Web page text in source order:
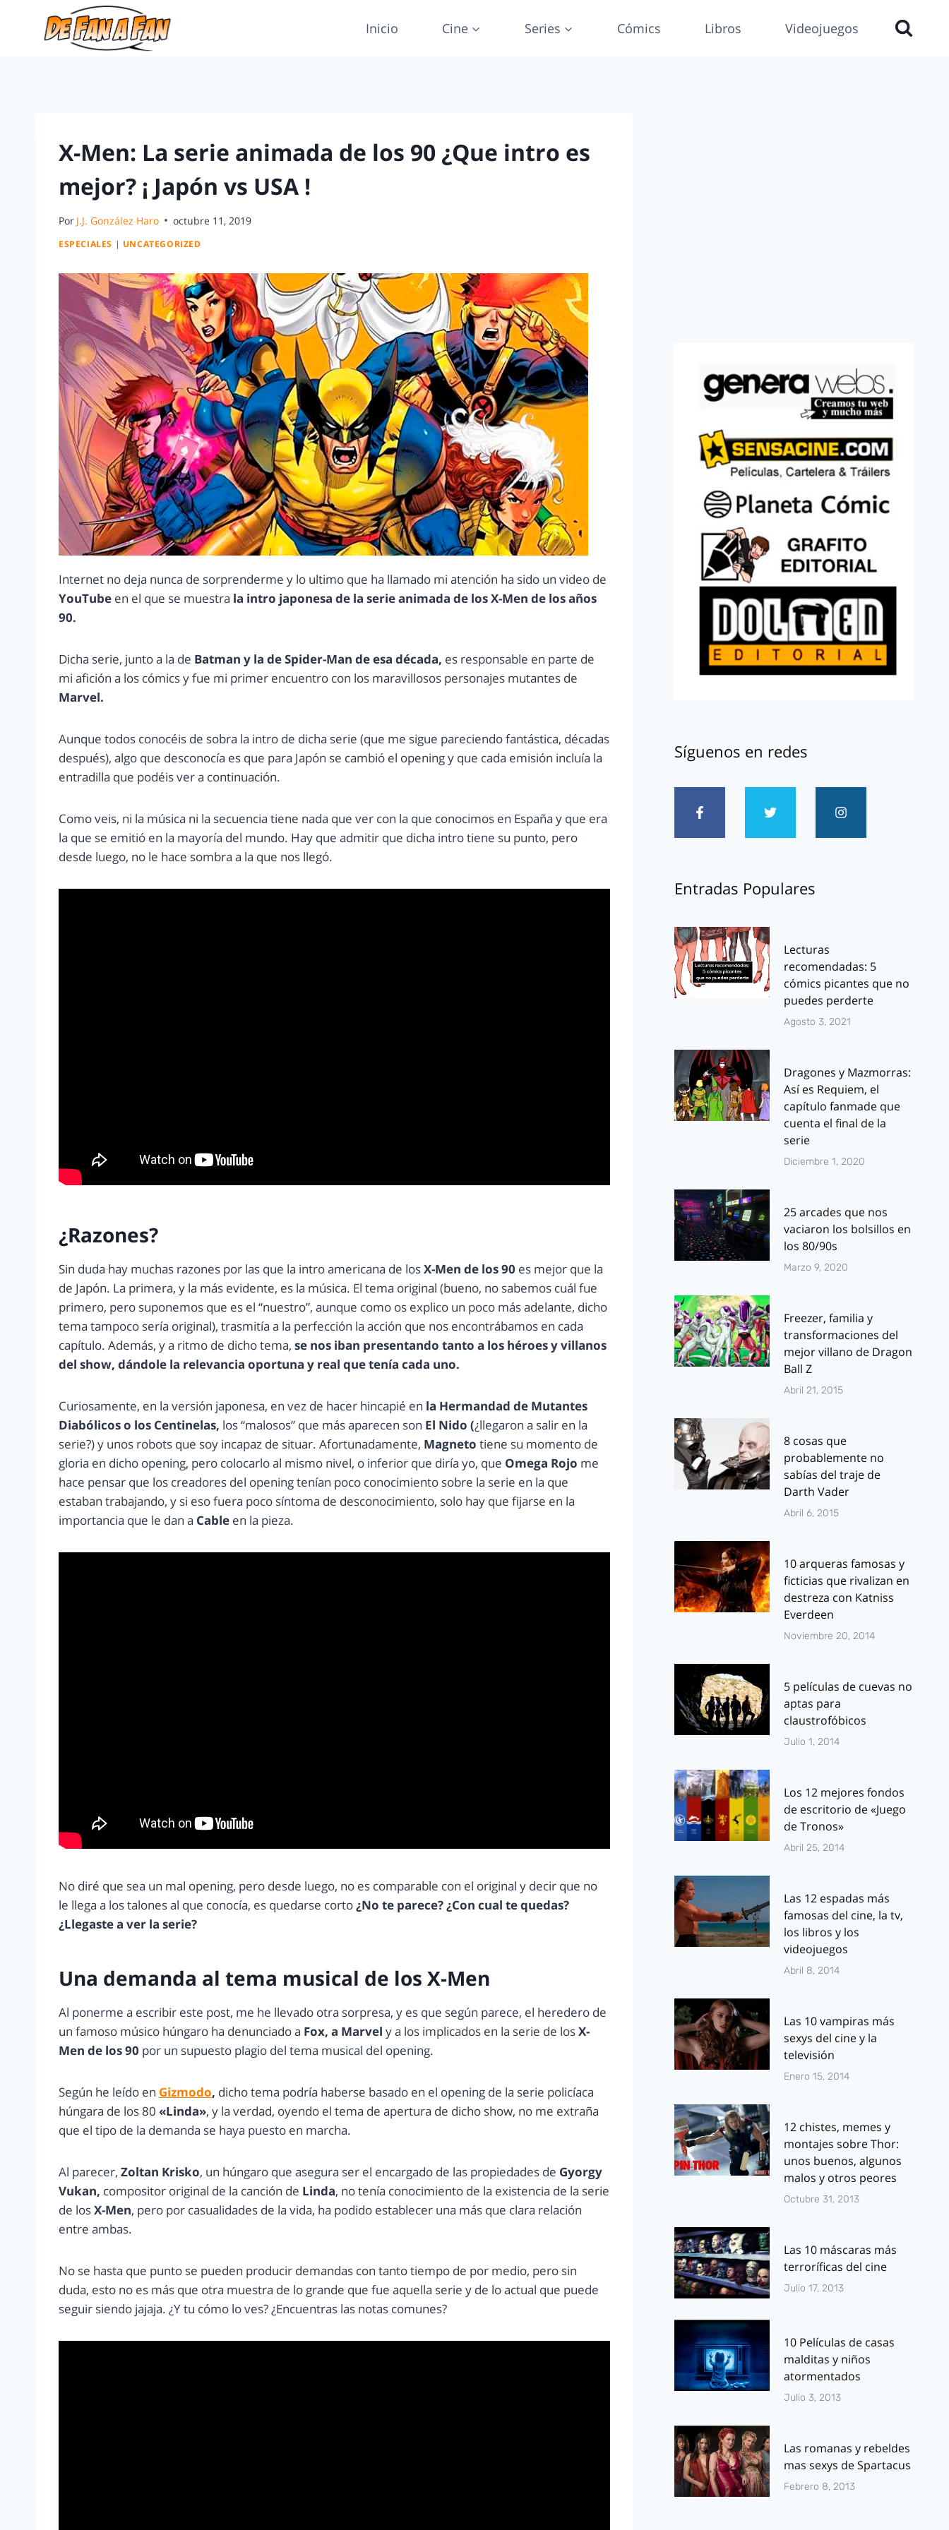
Inicio Cine Series Cómics Libros Videojuegos
X-Men: La serie animada de los 90 ¿Que intro es
mejor? ¡ Japón vs USA !
Por J.J. González Haro octubre 11, 2019
ESPECIALES | UNCATEGORIZED
Internet no deja nunca de sorprenderme y lo ultimo que ha llamado mi atención ha sido un video de
YouTube en el que se muestra la intro japonesa de la serie animada de los X-Men de los años
90.
Dicha serie, junto a la de Batman y la de Spider-Man de esa década, es responsable en parte de
mi afición a los cómics y fue mi primer encuentro con los maravillosos personajes mutantes de
Marvel.
Aunque todos conocéis de sobra la intro de dicha serie (que me sigue pareciendo fantástica, décadas
después), algo que desconocía es que para Japón se cambió el opening y que cada emisión incluía la
entradilla que podéis ver a continuación.
Como veis, ni la música ni la secuencia tiene nada que ver con la que conocimos en España y que era
la que se emitió en la mayoría del mundo. Hay que admitir que dicha intro tiene su punto, pero
desde luego, no le hace sombra a la que nos llegó.
¿Razones?
Sin duda hay muchas razones por las que la intro americana de losX-Men de los 90 es mejor que la
de Japón. La primera, y la más evidente, es la música. El tema original (bueno, no sabemos cuál fue
primero, pero suponemos que es el “nuestro”, aunque como os explico un poco más adelante, dicho
tema tampoco sería original), trasmitía a la perfección la acción que nos encontrábamos en cada
capítulo. Además, y a ritmo de dicho tema, se nos iban presentando tanto a los héroes y villanos
del show, dándole la relevancia oportuna y real que tenía cada uno.
Curiosamente, en la versión japonesa, en vez de hacer hincapié en la Hermandad de Mutantes
Diabólicos o los Centinelas, los “malosos” que más aparecen son El Nido (¿llegaron a salir en la
serie?) y unos robots que soy incapaz de situar. Afortunadamente, Magneto tiene su momento de
gloria en dicho opening, pero colocarlo al mismo nivel, o inferior que diría yo, que Omega Rojo me
hace pensar que los creadores del opening tenían poco conocimiento sobre la serie en la que
estaban trabajando, y si eso fuera poco síntoma de desconocimiento, solo hay que fijarse en la
importancia que le dan a Cable en la pieza.
No diré que sea un mal opening, pero desde luego, no es comparable con el original y decir que no
le llega a los talones al que conocía, es quedarse corto¿No te parece? ¿Con cual te quedas?
¿Llegaste a ver la serie?
Una demanda al tema musical de los X-Men
Al ponerme a escribir este post, me he llevado otra sorpresa, y es que según parece, el heredero de
un famoso músico húngaro ha denunciado a Fox, a Marvel y a los implicados en la serie de losX-
Men de los 90 por un supuesto plagio del tema musical del opening.
Según he leído en Gizmodo, dicho tema podría haberse basado en el opening de la serie policíaca
húngara de los 80 «Linda», y la verdad, oyendo el tema de apertura de dicho show, no me extraña
que el tipo de la demanda se haya puesto en marcha.
Al parecer, Zoltan Krisko, un húngaro que asegura ser el encargado de las propiedades de Gyorgy
Vukan, compositor original de la canción de Linda, no tenía conocimiento de la existencia de la serie
de losX-Men, pero por casualidades de la vida, ha podido establecer una más que clara relación
entre ambas.
No se hasta que punto se pueden producir demandas con tanto tiempo de por medio, pero sin
duda, esto no es más que otra muestra de lo grande que fue aquella serie y de lo actual que puede
seguir siendo jajaja. ¿Y tu cómo lo ves? ¿Encuentras las notas comunes?
Síguenos en redes
Entradas Populares
Lecturas
recomendadas: 5
cómics picantes que no
puedes perderte
Agosto 3, 2021
Dragones y Mazmorras:
Así es Requiem, el
capítulo fanmade que
cuenta el final de la
serie
Diciembre 1, 2020
25 arcades que nos
vaciaron los bolsillos en
los 80/90s
Marzo 9, 2020
Freezer, familia y
transformaciones del
mejor villano de Dragon
Ball Z
Abril 21, 2015
8 cosas que
probablemente no
sabías del traje de
Darth Vader
Abril 6, 2015
10 arqueras famosas y
ficticias que rivalizan en
destreza con Katniss
Everdeen
Noviembre 20, 2014
5 películas de cuevas no
aptas para
claustrofóbicos
Julio 1, 2014
Los 12 mejores fondos
de escritorio de «Juego
de Tronos»
Abril 25, 2014
Las 12 espadas más
famosas del cine, la tv,
los libros y los
videojuegos
Abril 8, 2014
Las 10 vampiras más
sexys del cine y la
televisión
Enero 15, 2014
12 chistes, memes y
montajes sobre Thor:
unos buenos, algunos
malos y otros peores
Octubre 31, 2013
Las 10 máscaras más
terroríficas del cine
Julio 17, 2013
10 Películas de casas
malditas y niños
atormentados
Julio 3, 2013
Las romanas y rebeldes
mas sexys de Spartacus
Febrero 8, 2013